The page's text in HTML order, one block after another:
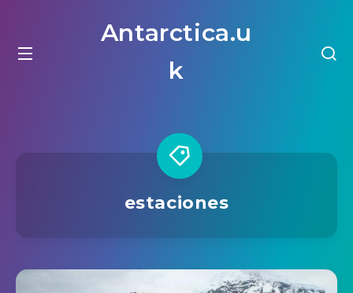
Antarctica.u
k
estaciones